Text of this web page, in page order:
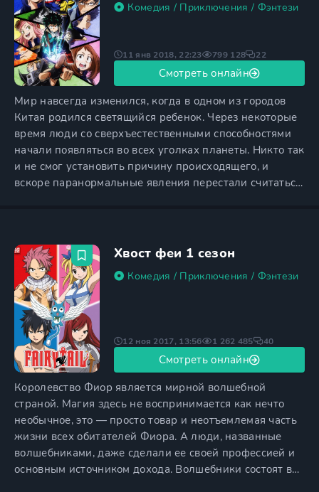
Комедия / Приключения / Фэнтези
Мир навсегда изменился, когда в одном из городов
Китая родился светящийся ребенок. Через некоторые
время люди со сверхъестественными способностями
начали появляться во всех уголках планеты. Никто так
и не смог установить причину происходящего, и
вскоре паранормальные явления перестали считаться
у него появилась заветная мечта — получить
11 янв 2018, 22:23 799 128 22
Смотреть онлайн
Хвост феи 1 сезон
Комедия / Приключения / Фэнтези
Королевство Фиор является мирной волшебной
страной. Магия здесь не воспринимается как нечто
необычное, это — просто товар и неотъемлемая часть
жизни всех обитателей Фиора. А люди, названные
волшебниками, даже сделали ее своей профессией и
основным источником дохода. Волшебники состоят в
12 ноя 2017, 13:56 1 262 485 40
Смотреть онлайн